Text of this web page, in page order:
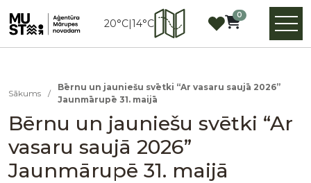
20°C|14°C
0
Sākums /
Bērnu un jauniešu svētki “Ar vasaru saujā 2026”
Jaunmārupē 31. maijā
Bērnu un jauniešu svētki “Ar
vasaru saujā 2026”
Jaunmārupē 31. maijā